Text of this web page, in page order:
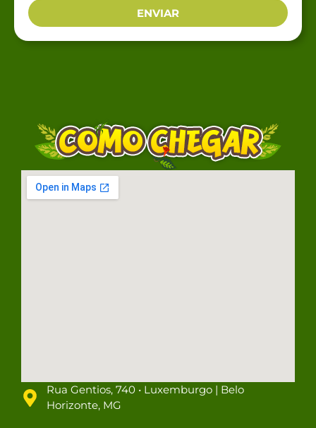
ENVIAR
Rua Gentios, 740 • Luxemburgo | Belo
Horizonte, MG